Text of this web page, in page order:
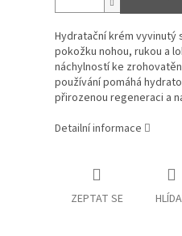
Hydratační krém vyvinutý
pokožku nohou, rukou a
náchylností ke
používání pomáhá
přirozenou regeneraci a
Detailní informace
ZEPTAT SE